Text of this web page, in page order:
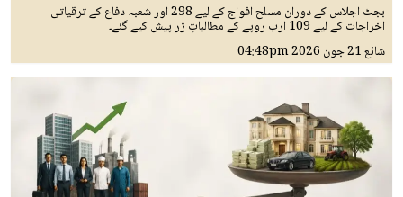
بجٹ اجلاس کے دوران مسلح افواج کے لیے 298 اور شعبہ دفاع کے ترقیاتی
اخراجات کے لیے 109 ارب روپے کے مطالباتِ زر پیش کیے گئے۔
شائع21 جون 2026 04:48pm